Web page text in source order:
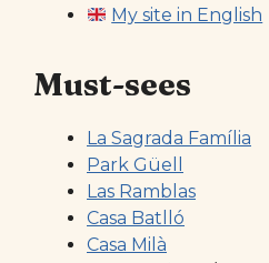
My site in English
Must-sees
La Sagrada Família
Park Güell
Las Ramblas
Casa Batlló
Casa Milà